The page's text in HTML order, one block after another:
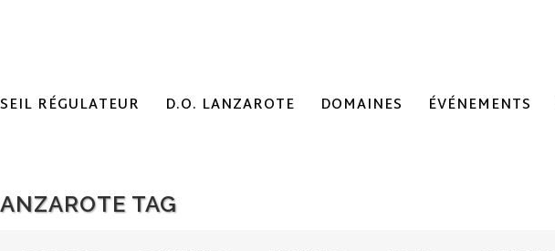
RÉGULATEUR D.O. LANZAROTE DOMAINES ÉVÉNEMENTS
TAG